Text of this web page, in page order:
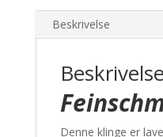
Beskrivelse
Beskrivelse
Denne klinge er